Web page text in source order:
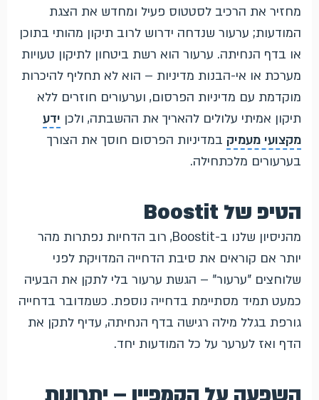
מחזיר את הרכיב לסטטוס פעיל ומחדש את הצגת
המודעות; ערעור שנדחה ידרוש לרוב תיקון מהותי בתוכן
או בדף הנחיתה. ערעור הוא רשת ביטחון לתיקון טעויות
מערכת או אי-הבנות מדיניות – הוא לא תחליף להיכרות
מוקדמת עם מדיניות הפרסום, וערעורים חוזרים ללא
תיקון אמיתי עלולים להאריך את ההשבתה, ולכן ידע
מקצועי מעמיק במדיניות הפרסום חוסך את הצורך
בערעורים מלכתחילה.
הטיפ של Boostit
מהניסיון שלנו ב-Boostit, רוב הדחיות נפתרות מהר
יותר אם קוראים את סיבת הדחייה המדויקת לפני
שלוחצים "ערעור" – הגשת ערעור בלי לתקן את הבעיה
כמעט תמיד מסתיימת בדחייה נוספת. כשמדובר בדחייה
גורפת בגלל מילה רגישה בדף הנחיתה, עדיף לתקן את
הדף ואז לערער על כל המודעות יחד.